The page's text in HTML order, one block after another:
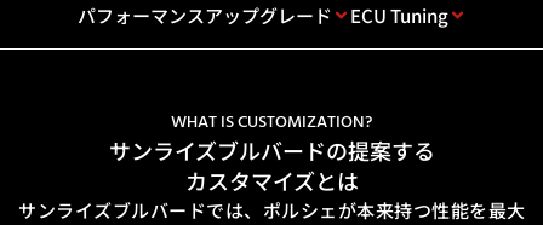
パフォーマンスアップグレード
ECU Tuning
WHAT IS CUSTOMIZATION?
サンライズブルバードの提案する
カスタマイズとは
サンライズブルバードでは、ポルシェが本来持つ性能を最大